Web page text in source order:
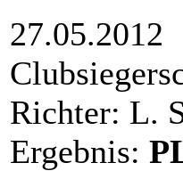
27.05.2012
Ergebnis: